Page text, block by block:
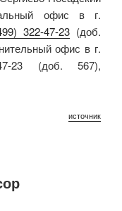
офис в г.
322-47-23 (доб.
офис в г.
23 (доб. 567),
источник